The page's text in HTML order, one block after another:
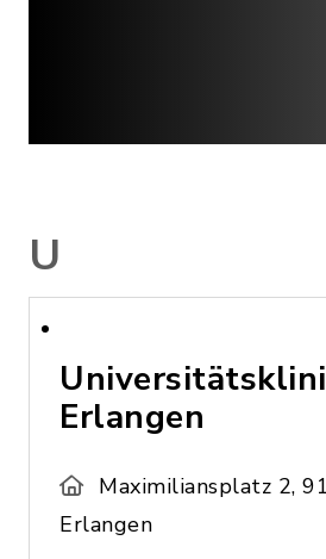
U
Erlangen
Maximiliansplatz 2,
Erlangen